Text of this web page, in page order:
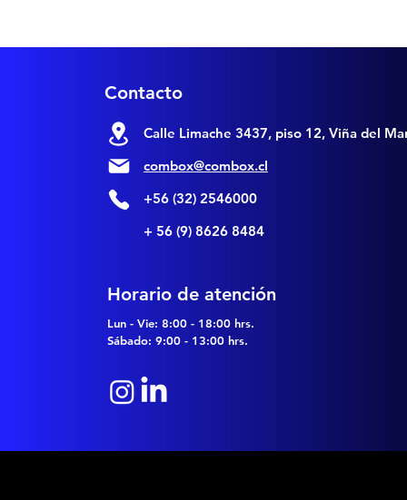
Contacto
Calle Limache 3437, piso 12, Viña del
combox@combox.cl
+56 (32) 2546000
+ 56 (9) 8626 8484
Horario de atención
Lun - Vie: 8:00 - 18:00 hrs.
Sábado: 9:00 - 13:00 hrs.